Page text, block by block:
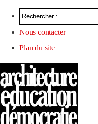
Nous contacter
Plan du site